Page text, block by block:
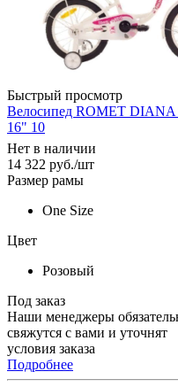
Быстрый просмотр
Велосипед ROMET DIANA
16" 10
Нет в наличии
14 322 руб./шт
Размер рамы
One Size
Цвет
Розовый
Под заказ
Наши менеджеры
свяжутся с вами и уточнят
условия заказа
Подробнее